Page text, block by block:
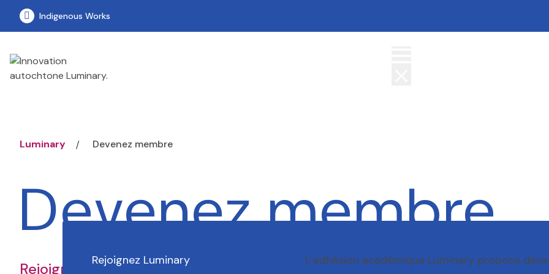
Visit our linkedin page
Indigenous Works
Luminary Devenez membre
Devenez membre
Rejoignez le programme d'adhésion académique Luminary.
Rejoignez Luminary
L’adhésion académique Luminary propose